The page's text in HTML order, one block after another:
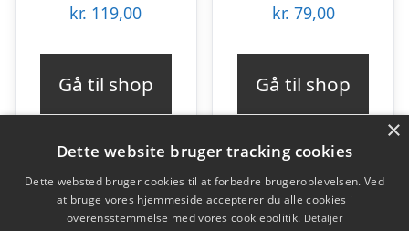
kr. 119,00
Gå til shop
kr. 79,00
Gå til shop
Varekategorier
×
Dette website bruger tracking cookies
Dette websted bruger cookies til at forbedre brugeroplevelsen. Ved
at bruge vores hjemmeside accepterer du alle cookies i
overensstemmelse med vores cookiepolitik. Detaljer